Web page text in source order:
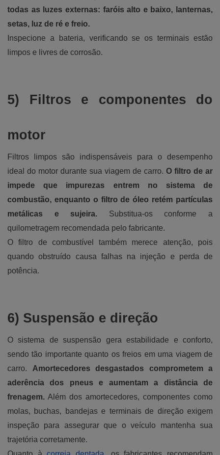
todas as luzes externas: faróis alto e baixo, lanternas,
setas, luz de ré e freio.
Inspecione a bateria, verificando se os terminais estão
limpos e livres de corrosão.
5) Filtros e componentes do
motor
Filtros limpos são indispensáveis para o desempenho
ideal do motor durante sua viagem de carro. O filtro de ar
impede que impurezas entrem no sistema de
combustão, enquanto o filtro de óleo retém partículas
metálicas e sujeira. Substitua-os conforme a
quilometragem recomendada pelo fabricante.
O filtro de combustível também merece atenção, pois
quando obstruído causa falhas na injeção e perda de
potência.
6) Suspensão e direção
O sistema de suspensão gera estabilidade e conforto,
sendo tão importante quanto os freios em uma viagem de
carro. Amortecedores desgastados comprometem a
aderência dos pneus e aumentam a distância de
frenagem. Além dos amortecedores, componentes como
molas, buchas, bandejas e terminais de direção exigem
inspeção para assegurar que o veículo mantenha sua
trajetória corretamente.